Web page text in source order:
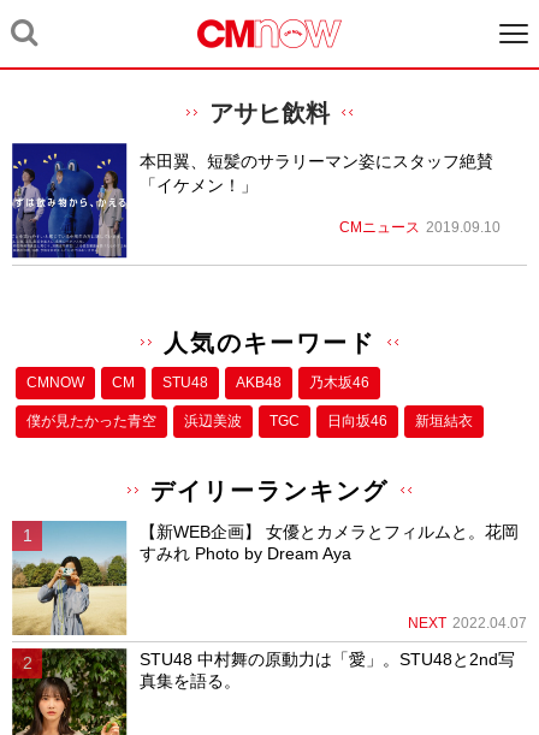
アサヒ飲料
本田翼、短髪のサラリーマン姿にスタッフ絶賛
「イケメン！」
CMニュース 2019.09.10
人気のキーワード
CMNOW CM STU48 AKB48 乃木坂46
僕が⾒たかった⻘空 浜辺美波 TGC 日向坂46 新垣結衣
デイリーランキング
【新WEB企画】 女優とカメラとフィルムと。花岡
すみれ Photo by Dream Aya
NEXT 2022.04.07
STU48 中村舞の原動力は「愛」。STU48と2nd写
真集を語る。